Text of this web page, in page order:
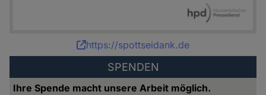
Bettina
https://spottseidank.de
SPENDEN
Ihre Spende macht unsere Arbeit möglich.